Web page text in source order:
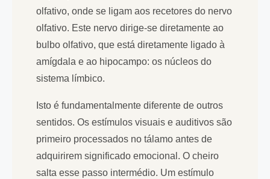
olfativo, onde se ligam aos recetores do nervo
olfativo. Este nervo dirige-se diretamente ao
bulbo olfativo, que está diretamente ligado à
amígdala e ao hipocampo: os núcleos do
sistema límbico.
Isto é fundamentalmente diferente de outros
sentidos. Os estímulos visuais e auditivos são
primeiro processados no tálamo antes de
adquirirem significado emocional. O cheiro
salta esse passo intermédio. Um estímulo